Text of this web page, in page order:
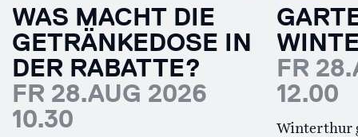
WAS MACHT DIE
GETRÄNKEDOSE IN
DER RABATTE?
FR 28.AUG 2026
10.30
FR
12.00
Winterthur